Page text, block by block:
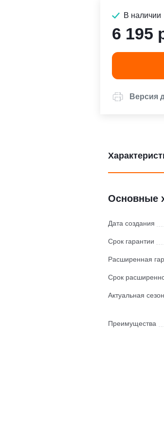
В наличии
6 195
Версия
Основные
Дата создания
Срок гарантии
Расширенная
Срок
Актуальная
Преимущества